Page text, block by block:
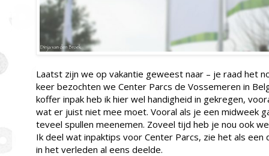
Laatst zijn we op vakantie geweest naar – je raad het
keer bezochten we Center Parcs de Vossemeren in
koffer inpak heb ik hier wel handigheid in gekregen,
wat er juist niet mee moet. Vooral als je een midweek
teveel spullen meenemen. Zoveel tijd heb je nou ook
Ik deel wat inpaktips voor Center Parcs, zie het als een
in het verleden al eens deelde.